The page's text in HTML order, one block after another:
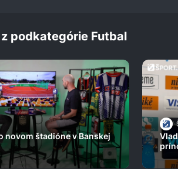
podkategórie Futbal
novom štadióne v Banskej